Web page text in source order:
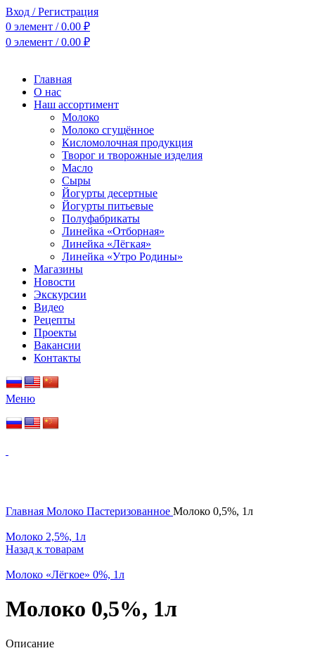
Вход / Регистрация
0 элемент / 0.00 ₽
0 элемент / 0.00 ₽
Главная
О нас
Наш ассортимент
Молоко
Молоко сгущённое
Кисломолочная продукция
Творог и творожные изделия
Масло
Сыры
Йогурты десертные
Йогурты питьевые
Полуфабрикаты
Линейка «Отборная»
Линейка «Лёгкая»
Линейка «Утро Родины»
Магазины
Новости
Экскурсии
Видео
Рецепты
Проекты
Вакансии
Контакты
Меню
Главная Молоко Пастеризованное Молоко 0,5%, 1л
Молоко 2,5%, 1л
Назад к товарам
Молоко «Лёгкое» 0%, 1л
Молоко 0,5%, 1л
Описание